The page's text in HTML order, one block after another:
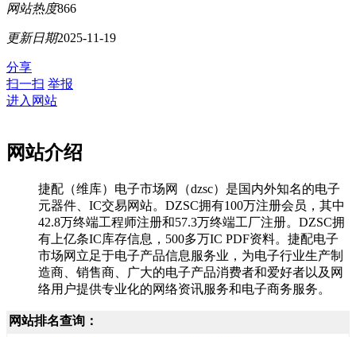
网站热度866
更新日期2025-11-19
分享
扫一扫 举报
进入网站
网站介绍
捷配（维库）电子市场网（dzsc）是国内外知名的电子
元器件、IC交易网站。DZSC拥有100万注册会员，其中
42.8万终端工程师注册和57.3万终端工厂注册。DZSC拥
有上亿条IC库存信息，500多万IC PDF资料。捷配电子
市场网立足于电子产品信息服务业，为电子行业生产制
造商、销售商、广大的电子产品消费者和爱好者以及网
络用户提供专业化的网络资讯服务和电子商务服务。
网站排名查询：